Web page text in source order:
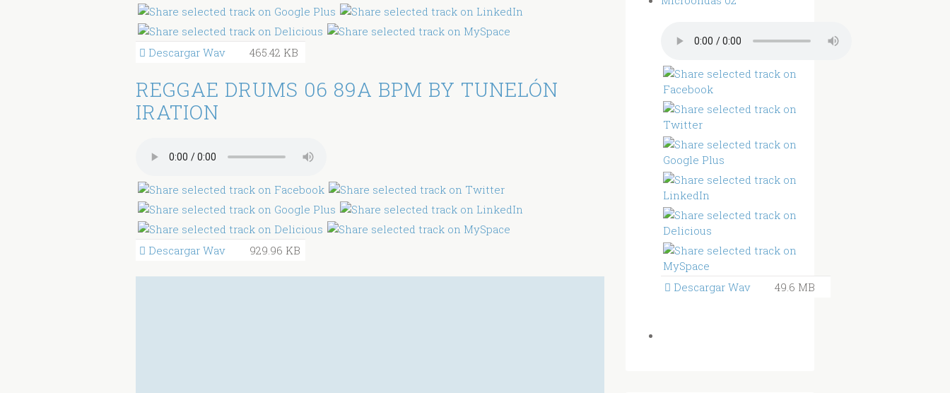
Descargar Wav 465.42 KB
REGGAE DRUMS 06 89A BPM BY TUNELÓN
IRATION
Descargar Wav 929.96 KB
Descargar Wav 49.6 MB